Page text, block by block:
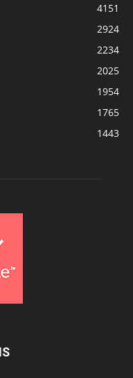
4151
2924
2234
2025
1954
1765
1443